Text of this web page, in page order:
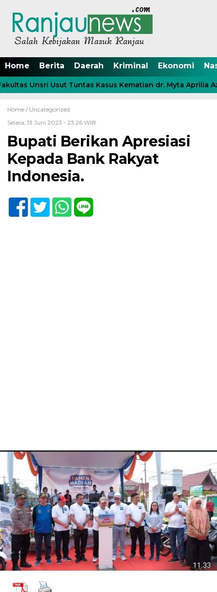
Home Berita Daerah Kriminal Ekonomi
Unsri Usut Tuntas Kasus Kematian dr. Myta Aprilia
Home / Uncategorized
Selasa, 13 Juni 2023 - 23:26 WIB
Bupati Berikan Apresiasi
Kepada Bank Rakyat
Indonesia.